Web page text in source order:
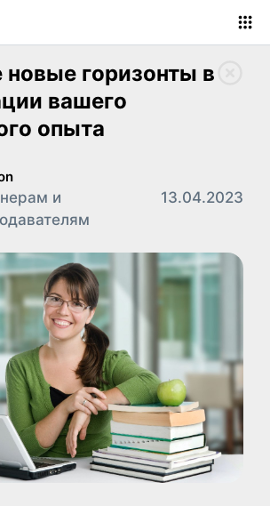
новые горизонты в
вашего
опыта
и
13.04.2023